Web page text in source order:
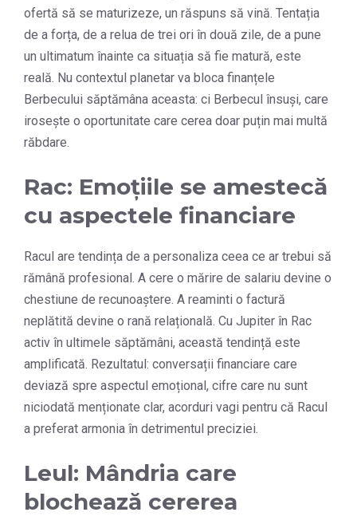
ofertă să se maturizeze, un răspuns să vină. Tentația
de a forța, de a relua de trei ori în două zile, de a pune
un ultimatum înainte ca situația să fie matură, este
reală. Nu contextul planetar va bloca finanțele
Berbecului săptămâna aceasta: ci Berbecul însuși, care
irosește o oportunitate care cerea doar puțin mai multă
răbdare.
Rac: Emoțiile se amestecă
cu aspectele financiare
Racul are tendința de a personaliza ceea ce ar trebui să
rămână profesional. A cere o mărire de salariu devine o
chestiune de recunoaștere. A reaminti o factură
neplătită devine o rană relațională. Cu Jupiter în Rac
activ în ultimele săptămâni, această tendință este
amplificată. Rezultatul: conversații financiare care
deviază spre aspectul emoțional, cifre care nu sunt
niciodată menționate clar, acorduri vagi pentru că Racul
a preferat armonia în detrimentul preciziei.
Leul: Mândria care
blochează cererea